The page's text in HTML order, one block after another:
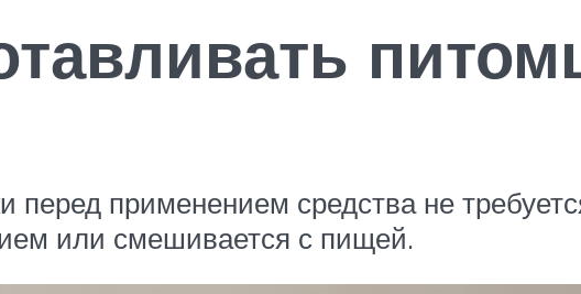
перед применением средства не
или смешивается с пищей.